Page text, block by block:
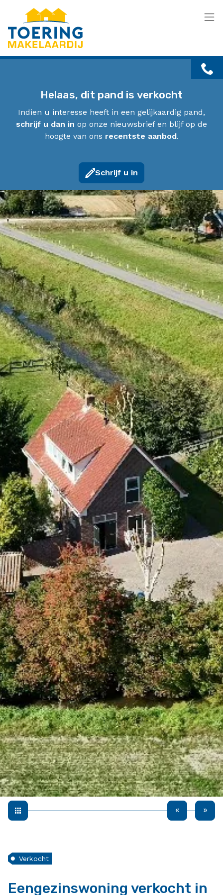
Menu overslaan en naar de inhoud gaan
Helaas, dit pand is verkocht
Indien u interesse heeft in een gelijkaardig pand,
schrijf u dan in op onze nieuwsbrief en blijf op de
hoogte van ons recentste aanbod.
Schrijf u in
Eengezinswoning verkocht in
Verkocht